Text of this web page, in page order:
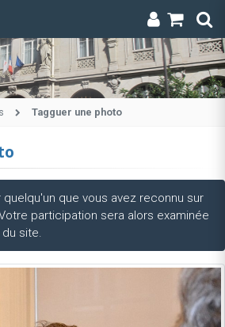
Tagguer une photo
que vous avez reconnu sur
participation sera alors examinée
site.